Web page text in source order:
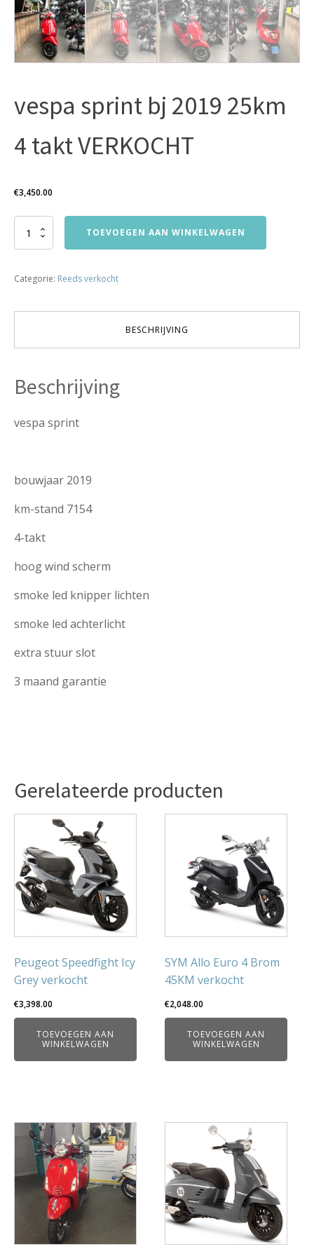
vespa sprint bj 2019 25km
4 takt VERKOCHT
€3,450.00
vespa
25km
takt
TOEVOEGEN AAN WINKELWAGEN
Categorie: Reeds verkocht
BESCHRIJVING
Beschrijving
vespa sprint
bouwjaar 2019
km-stand 7154
4-takt
hoog wind scherm
smoke led knipper lichten
smoke led achterlicht
extra stuur slot
3 maand garantie
Gerelateerde producten
Peugeot Speedfight Icy
Grey verkocht
€3,398.00
TOEVOEGEN AAN
WINKELWAGEN
SYM Allo Euro 4 Brom
45KM verkocht
€2,048.00
TOEVOEGEN AAN
WINKELWAGEN